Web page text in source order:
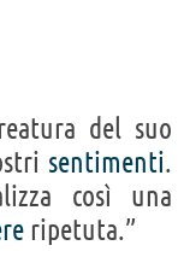
del suo
sentimenti.
così una
ripetuta.”